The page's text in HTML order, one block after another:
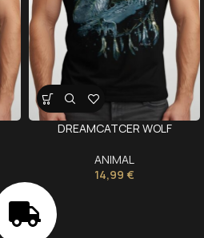
DREAMCATCER WOLF
ANIMAL
14,99 €